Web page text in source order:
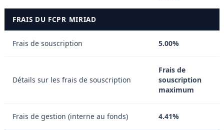
FRAIS DU FCPR MIRIAD
Frais de souscription 5.00%
Détails sur les frais de souscription
Frais de
souscription
maximum
Frais de gestion (interne au fonds) 4.41%